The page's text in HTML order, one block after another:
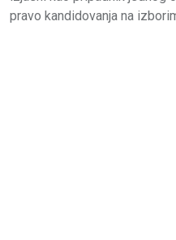
pravo kandidovanja na